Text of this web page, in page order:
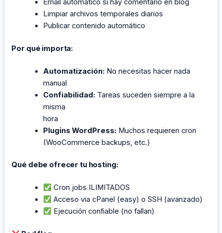
Email automático si hay comentario en blog
Limpiar archivos temporales diarios
Publicar contenido automático
Por qué importa:
Automatización: No necesitas hacer nada
manual
Confiabilidad: Tareas suceden siempre a la
misma
hora
Plugins WordPress: Muchos requieren cron
(WooCommerce backups, etc.)
Qué debe ofrecer tu hosting:
Cron jobs ILIMITADOS
Acceso via cPanel (easy) o SSH (avanzado)
Ejecución confiable (no fallan)